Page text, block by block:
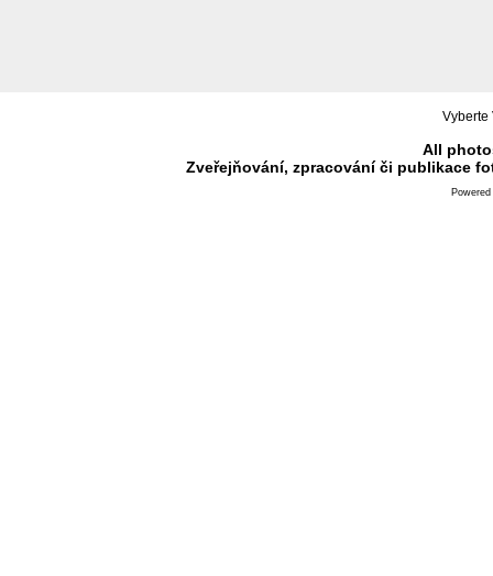
Vyberte
All
Zveřejňování, zpracování či publikace